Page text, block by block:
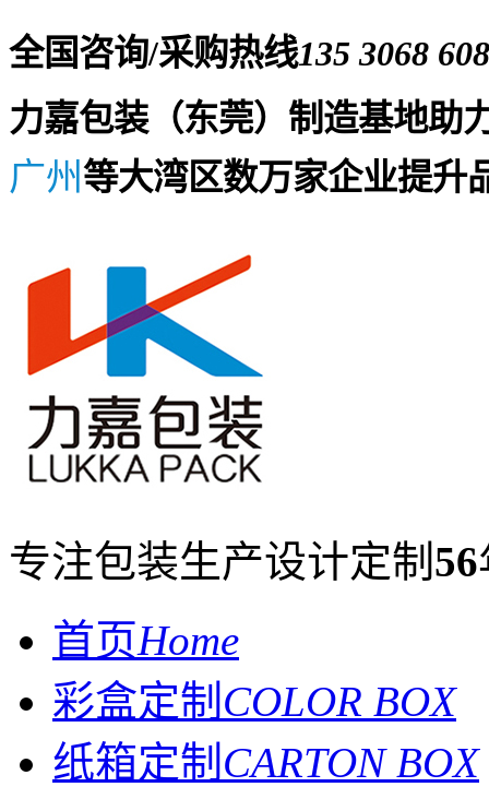
全国咨询/采购热线135 3068
力嘉包装（东莞）制造基地助
广州等大湾区数万家企业提升
专注包装生产设计定制 56
首页Home
彩盒定制 COLOR BOX
纸箱定制 CARTON BOX